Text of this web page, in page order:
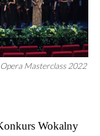
Masterclass 2022
Wokalny